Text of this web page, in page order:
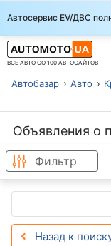
Автосервис EV/ДВС
ВСЕ АВТО СО 100 АВТОСАЙТОВ
Автобазар Авто
Объявления о
Фильтр
Назад к